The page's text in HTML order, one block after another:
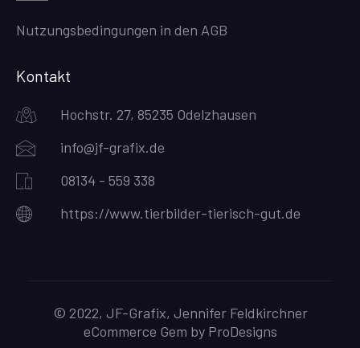
Nutzungsbedingungen in den AGB
Kontakt
Hochstr. 27, 85235 Odelzhausen
info@jf-grafix.de
08134 - 559 338
https://www.tierbilder-tierisch-gut.de
© 2022, JF-Grafix, Jennifer Feldkirchner
eCommerce Gem by ProDesigns